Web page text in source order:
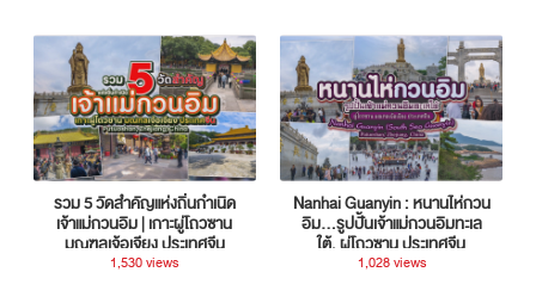
รวม 5 วัดสำคัญแห่งถิ่นกำเนิด
เจ้าแม่กวนอิม | เกาะผู่โถวซาน
มณฑลเจ้อเจียง ประเทศจีน
1,530 views
Nanhai Guanyin : หนานไห่กวน
อิม...รูปปั้นเจ้าแม่กวนอิมทะเล
ใต้, ผู่โถวซาน ประเทศจีน
1,028 views